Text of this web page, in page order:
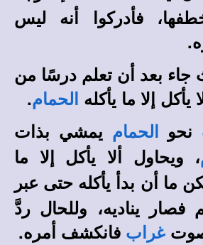
فأدركوا أنه ليس
جاء بعد أن تعلم درسًا من
يأكل إلا ما يأكله
الحمام.
نحو الحمام يمشي بذات
، ويحاول ألا يأكل إلا ما
ما أن بدأ يأكله حتى عبر
يناديه، وللحال ردَّ
غراب فانكشف أمره.